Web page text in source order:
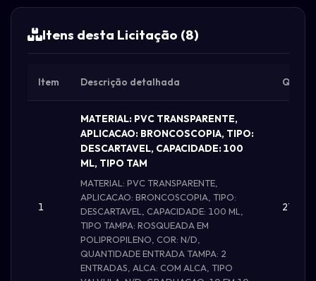
Itens desta Licitação (8)
Item Descrição detalhada Qtd.
1
MATERIAL: PVC TRANSPARENTE,
APLICACAO: BRONCOSCOPIA, TIPO:
DESCARTAVEL, CAPACIDADE: 100
ML, TIPO TAM
MATERIAL: PVC TRANSPARENTE,
APLICACAO: BRONCOSCOPIA, TIPO:
DESCARTAVEL, CAPACIDADE: 100 ML,
TIPO TAMPA: ROSQUEADA EM
POLIPROPILENO, COR: N/D,
QUANTIDADE ENTRADA TAMPA: 2
ENTRADAS, ALCA: COM ALCA, TIPO